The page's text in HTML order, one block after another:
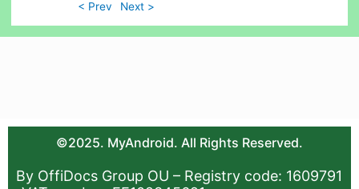
< Prev Next >
©2025. MyAndroid. All Rights Reserved.
By OffiDocs Group OU – Registry code: 1609791